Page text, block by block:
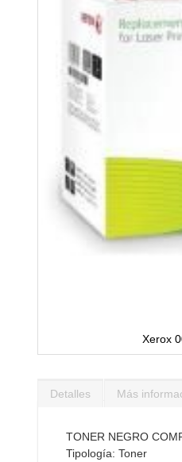
Xerox
comienzo
galería
Detalles
TONER NEGRO
Tipología: Toner
Más